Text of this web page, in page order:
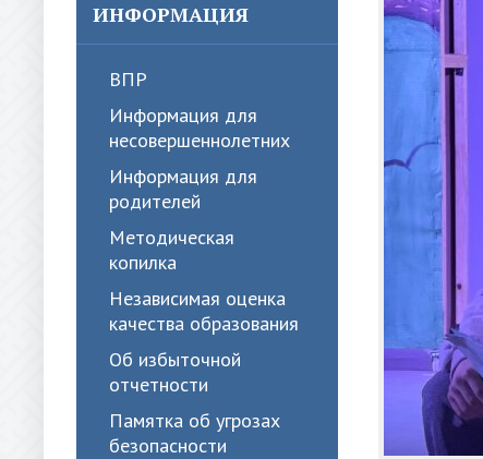
ИНФОРМАЦИЯ
ВПР
Информация для
несовершеннолетних
Информация для
родителей
Методическая
копилка
Независимая оценка
качества образования
Об избыточной
отчетности
Памятка об угрозах
безопасности